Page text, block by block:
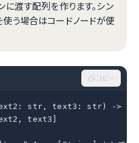
に渡す配列を作ります。シン
使う場合はコードノードが便
コピー
str, text3: str) ->
text3]